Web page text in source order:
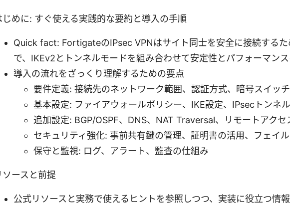
じめに: すぐ使える実践的な要約と導入の手順
Quick fact: FortigateのIPsec VPNはサイト同士を安全に接続するた
で、IKEv2とトンネルモードを組み合わせて安定性とパフォーマンス
導入の流れをざっくり理解するための要点
要件定義: 接続先のネットワーク範囲、認証方式、暗号スイッチ
基本設定: ファイアウォールポリシー、IKE設定、IPsecトンネル
追加設定: BGP/OSPF、DNS、NAT Traversal、リモートアクセ
セキュリティ強化: 事前共有鍵の管理、証明書の活用、フェイ
保守と監視: ログ、アラート、監査の仕組み
ソースと前提
公式リソースと実務で使えるヒントを参照しつつ、実装に役立つ情報